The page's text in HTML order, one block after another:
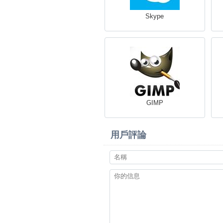
Skype
GIMP
用戶評論